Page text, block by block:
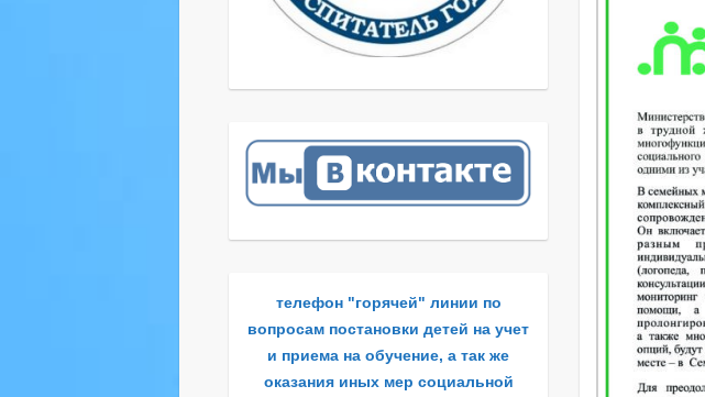
телефон "горячей" линии по
вопросам постановки детей на учет
и приема на обучение, а так же
оказания иных мер социальной